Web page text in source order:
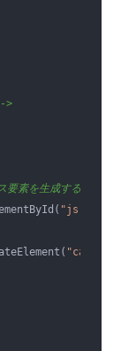
>
素を生成する関数
"js-
"canvas"